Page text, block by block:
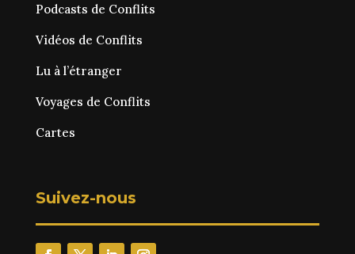
Podcasts de Conflits
Vidéos de Conflits
Lu à l’étranger
Voyages de Conflits
Cartes
Suivez-nous